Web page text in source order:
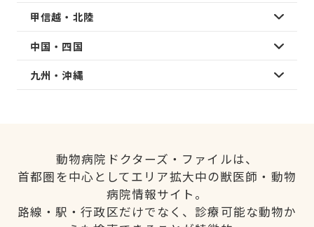
甲信越・北陸
中国・四国
九州・沖縄
動物病院ドクターズ・ファイルは、
首都圏を中心としてエリア拡大中の獣医師・動物
病院情報サイト。
路線・駅・行政区だけでなく、診療可能な動物か